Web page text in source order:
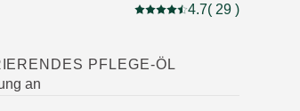
Aktuelle Bewertung: 4.7
4.7( 29 )
PFLEGE-ÖL
an